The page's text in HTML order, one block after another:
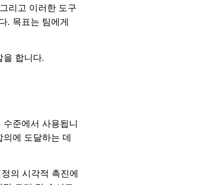
리고 이러한 도구
. 목표는 팀에게
합니다.
준에서 사용됩니
에 도달하는 데
의 시각적 촉진에